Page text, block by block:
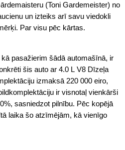
(Toni Gardemeister) no
un izteiks arī savu viedokli
Par visu pēc kārtas.
pasažierim šādā automašīnā, ir
šis auto ar 4.0 L V8 Dīzeļa
izmaksā 220 000 eiro,
ir visnotaļ vienkārši
sasniedzot pilnību. Pēc kopējā
laika šo atzīmējām, kā vienīgo